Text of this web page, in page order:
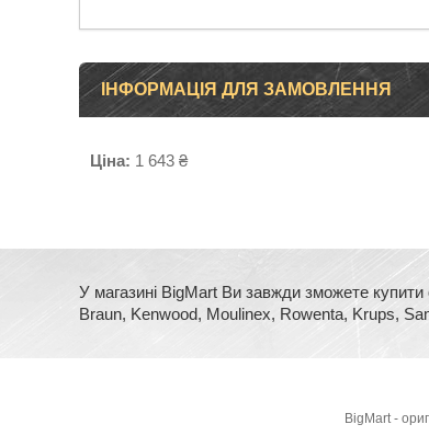
ІНФОРМАЦІЯ ДЛЯ ЗАМОВЛЕННЯ
Ціна: 1 643 ₴
У магазині BigMart Ви завжди зможете купити
Braun, Kenwood, Moulinex, Rowenta, Krups,